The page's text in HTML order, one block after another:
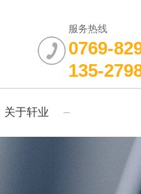
服务热线
0769-
135-
关于轩业